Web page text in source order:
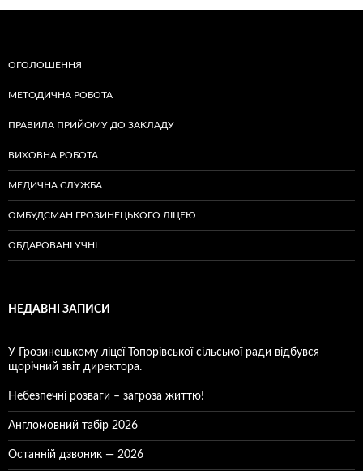
ОГОЛОШЕННЯ
МЕТОДИЧНА РОБОТА
ПРАВИЛА ПРИЙОМУ ДО ЗАКЛАДУ
ВИХОВНА РОБОТА
МЕДИЧНА СЛУЖБА
ОМБУДСМАН ГРОЗИНЕЦЬКОГО ЛІЦЕЮ
ОБДАРОВАНІ УЧНІ
НЕДАВНІ ЗАПИСИ
У Грозинецькому ліцеї Топорівської сільської ради відбувся
щорічний звіт директора.
Небезпечні розваги – загроза життю!
Англомовний табір 2026
Останній дзвоник — 2026